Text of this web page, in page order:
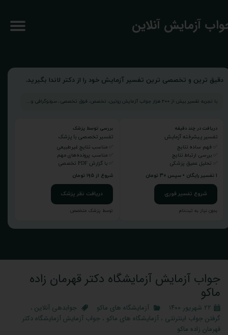
آزمایش آنلاین
دقیق ترین و تخصصی ترین تفسیر آزمایش خود را از دکتر لاندا بگیرید.
با تجربه تفسیر بیش از ۲۰۰ هزار جواب آزمایش روتین، تخصص، فوق تخصصی، سونوگرافی و...
دریافت در چند دقیقه
تفسیر پیشرفته آزمایش
✅ فهم ساده نتایج
✅ بررسی ارتباط نتایج
✅ تحلیل عمیق پزشکی
۱ تفسیر رایگان • سپس ۳۰ تومان
شروع تفسیر فوری
بدون نیاز به ثبت‌نام
بررسی توسط پزشک
تفسیر تخصصی با پزشک
✅ مناسب نتایج غیرطبیعی
✅ مناسب پرونده‌های مهم
✅ با گزارش PDF تخصصی
شروع از ۱۹۵ تومان
دریافت نظر پزشک
توسط پزشک متخصص
جواب آزمایش آزمایشگاه دکتر قهرمان زاده
ماکو
۲۲ شهریور ۱۴۰۰ آزمایشگاه های ماکو جوابدهی آنلاین ،
گرفتن جواب اینترنتی ، آزمایشگاه های ماکو ، جواب آزمایش آزمایشگاه دکتر
قهرمان زاده ماکو